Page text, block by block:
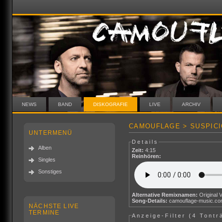
NEWS BAND DISKOGRAFIE LIVE ARCHIV
UNTERMENÜ
Alben
Singles
Sonstiges
NÄCHSTE LIVE
TERMINE
CAMOUFLAGE >
Details
Zeit: 4:15
Reinhören:
Alternative Remixnamen: Original
Song-Details: camouflage-
Anzeige-Filter (4